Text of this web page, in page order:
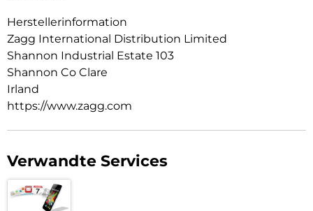
enge Steckdosen. Integrierte Sicherheitsfunktionen sowie
zuverlässiges und nachhaltiges Laden.
Herstellerinformation
Zagg International Distribution Limited
Shannon Industrial Estate 103
Shannon Co Clare
Irland
https://www.zagg.com
Verwandte Services